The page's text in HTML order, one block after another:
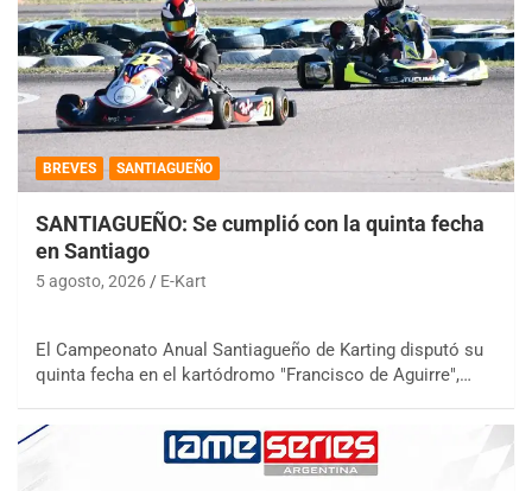
BREVES SANTIAGUEÑO
SANTIAGUEÑO: Se cumplió con la quinta fecha
en Santiago
5 agosto, 2026 E-Kart
El Campeonato Anual Santiagueño de Karting disputó su
quinta fecha en el kartódromo "Francisco de Aguirre",…